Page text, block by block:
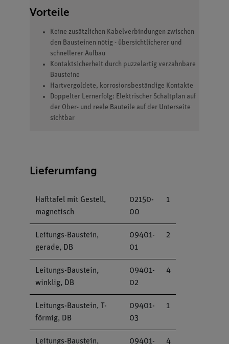
Vorteile
Keine zusätzlichen Kabelverbindungen zwischen
den Bausteinen nötig - übersichtlicherer und
schnellerer Aufbau
Kontaktsicherheit durch puzzelartig verzahnbare
Bausteine
Hartvergoldete, korrosionsbeständige Kontakte
Doppelter Lernerfolg: Elektrischer Schaltplan auf
der Ober- und reele Bauteile auf der Unterseite
sichtbar
Lieferumfang
Hafttafel mit Gestell,
magnetisch
02150-
00
1
Leitungs-Baustein,
gerade, DB
09401-
01
2
Leitungs-Baustein,
winklig, DB
09401-
02
4
Leitungs-Baustein, T-
förmig, DB
09401-
03
1
Leitungs-Baustein,
09401-
4